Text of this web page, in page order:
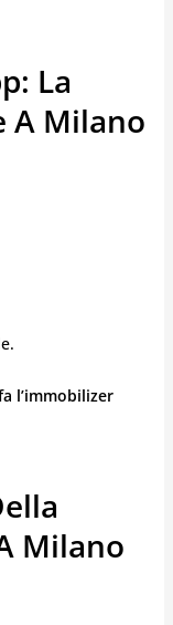
La
A Milano
l’immobilizer
Milano